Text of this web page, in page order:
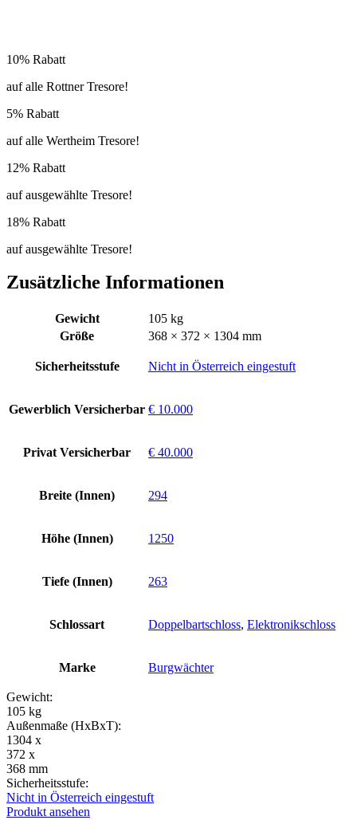
10% Rabatt
auf alle Rottner Tresore!
5% Rabatt
auf alle Wertheim Tresore!
12% Rabatt
auf ausgewählte Tresore!
18% Rabatt
auf ausgewählte Tresore!
Zusätzliche Informationen
Gewicht
105 kg
Größe
368 × 372 × 1304 mm
Sicherheitsstufe Nicht in Österreich eingestuft
Gewerblich Versicherbar € 10.000
Privat Versicherbar € 40.000
Breite (Innen) 294
Höhe (Innen) 1250
Tiefe (Innen) 263
Schlossart Doppelbartschloss, Elektronikschloss
Marke Burgwächter
Gewicht:
105 kg
Außenmaße (HxBxT):
1304 x
372 x
368 mm
Sicherheitsstufe:
Nicht in Österreich eingestuft
Produkt ansehen